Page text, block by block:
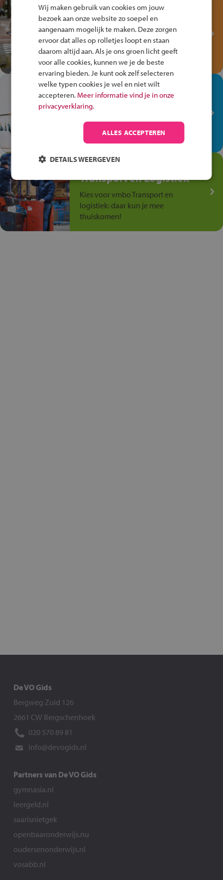
Test je kennis met het
Fiets Veilig
Verkeersspel!
Speel het Fiets Veilig Verkeersspel
en win een Cortina-fiets!
In de winkel ben je op je
plek!
op de winkelvloer, waar elke dag
anders is!
Jouw talent in de
Transport en Logistiek
Kies voor vmbo Transport en
logistiek: daar kun je mee
thuiskomen!
De VO Gids
Bergweg Zuid 126
2661 CW Bergschenhoek
020 570 89 81
info@devogids.nl
Partners van De VO Gids
gymnasia.nl
leergeld.nl
saarisnietgek
openbaaronderwijs.nu
oudersenonderwijs.nl
vosabb.nl
Wij maken gebruik van cookies om jouw
bezoek aan onze website zo soepel en
aangenaam mogelijk te maken. Deze zorgen
ervoor dat alles op rolletjes loopt en staan
daarom altijd aan. Als je ons groen licht geeft
voor alle cookies, kunnen we je de beste
ervaring bieden. Je kunt ook zelf selecteren
welke typen cookies je wel en niet wilt
accepteren. Meer informatie vind je in onze
privacyverklaring.
ALLES ACCEPTEREN
DETAILS WEERGEVEN